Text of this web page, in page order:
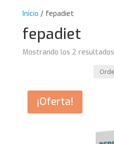
Inicio / fepadiet
fepadiet
Mostrando los 2 resultados
¡Oferta!